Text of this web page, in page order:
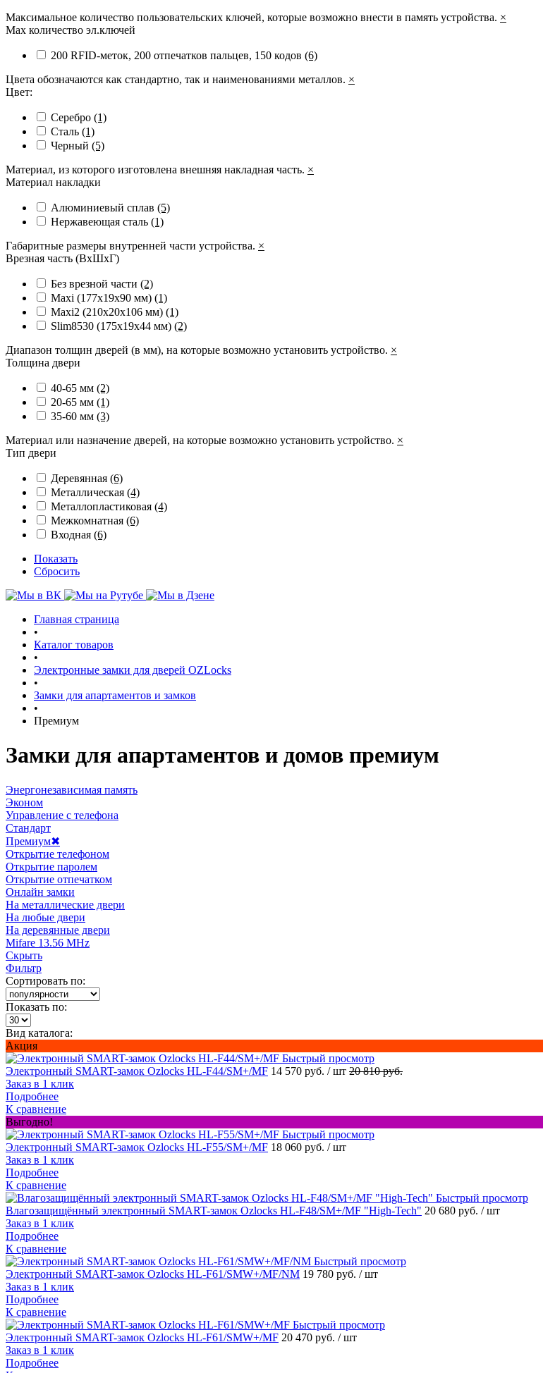
Максимальное количество пользовательских ключей, которые возможно внести в память устройства. ×
Max количество эл.ключей
200 RFID-меток, 200 отпечатков пальцев, 150 кодов (6)
Цвета обозначаются как стандартно, так и наименованиями металлов. ×
Цвет:
Серебро (1)
Сталь (1)
Черный (5)
Материал, из которого изготовлена внешняя накладная часть. ×
Материал накладки
Алюминиевый сплав (5)
Нержавеющая сталь (1)
Габаритные размеры внутренней части устройства. ×
Врезная часть (ВхШхГ)
Без врезной части (2)
Maxi (177х19х90 мм) (1)
Maxi2 (210х20х106 мм) (1)
Slim8530 (175x19x44 мм) (2)
Диапазон толщин дверей (в мм), на которые возможно установить устройство. ×
Толщина двери
40-65 мм (2)
20-65 мм (1)
35-60 мм (3)
Материал или назначение дверей, на которые возможно установить устройство. ×
Тип двери
Деревянная (6)
Металлическая (4)
Металлопластиковая (4)
Межкомнатная (6)
Входная (6)
Показать
Сбросить
Главная страница
•
Каталог товаров
•
Электронные замки для дверей OZLocks
•
Замки для апартаментов и замков
•
Премиум
Замки для апартаментов и домов премиум
Энергонезависимая память
Эконом
Управление с телефона
Стандарт
Премиум✖
Открытие телефоном
Открытие паролем
Открытие отпечатком
Онлайн замки
На металлические двери
На любые двери
На деревянные двери
Mifare 13.56 MHz
Скрыть
Фильтр
Сортировать по:
Показать по:
Вид каталога:
Акция
Быстрый просмотр
Электронный SMART-замок Ozlocks HL-F44/SM+/MF 14 570 руб. / шт 20 810 руб.
Заказ в 1 клик
Подробнее
К сравнение
Выгодно!
Быстрый просмотр
Электронный SMART-замок Ozlocks HL-F55/SM+/MF 18 060 руб. / шт
Заказ в 1 клик
Подробнее
К сравнение
Быстрый просмотр
Влагозащищённый электронный SMART-замок Ozlocks HL-F48/SM+/MF "High-Tech" 20 680 руб. / шт
Заказ в 1 клик
Подробнее
К сравнение
Быстрый просмотр
Электронный SMART-замок Ozlocks HL-F61/SMW+/MF/NM 19 780 руб. / шт
Заказ в 1 клик
Подробнее
К сравнение
Быстрый просмотр
Электронный SMART-замок Ozlocks HL-F61/SMW+/MF 20 470 руб. / шт
Заказ в 1 клик
Подробнее